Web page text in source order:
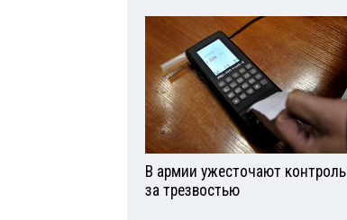
В армии ужесточают контроль
за трезвостью